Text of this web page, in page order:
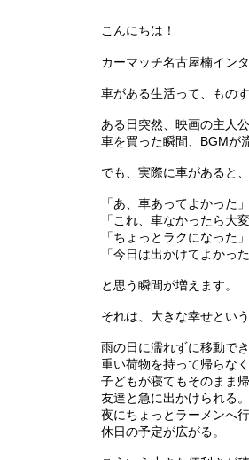
こんにちは！
カーマッチ名古屋楠イン
車がある生活って、もの
ある日突然、映画の主人
車を買った瞬間、BGMが
でも、実際に車があると
「あ、車あってよかった」
「これ、車なかったら大
「ちょっとラクになった」
「今日は出かけてよかった
と思う瞬間が増えます。
それは、大きな幸せとい
雨の日に濡れずに移動でき
重い荷物を持って帰らなく
子どもが寝てもそのまま帰
友達と急に出かけられる。
夜にちょっとラーメンへ行
休日の予定が広がる。